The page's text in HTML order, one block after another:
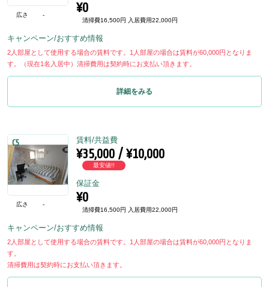
広さ - ¥0
清掃費16,500円 入居費用22,000円
キャンペーン/おすすめ情報
2人部屋として使用する場合の賃料です。1人部屋の場合は賃料が60,000円となりま
す。（現在1名入居中）清掃費用は契約時にお支払い頂きます。
詳細をみる
C5
広さ -
賃料/共益費
¥35,000 / ¥10,000
最安値!!
保証金
¥0
清掃費16,500円 入居費用22,000円
キャンペーン/おすすめ情報
2人部屋として使用する場合の賃料です。1人部屋の場合は賃料が60,000円となりま
す。
清掃費用は契約時にお支払い頂きます。